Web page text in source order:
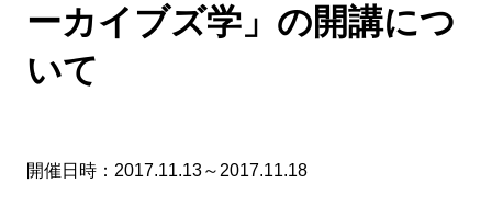
ーカイブズ学」の開講につ
いて
開催日時：2017.11.13～2017.11.18